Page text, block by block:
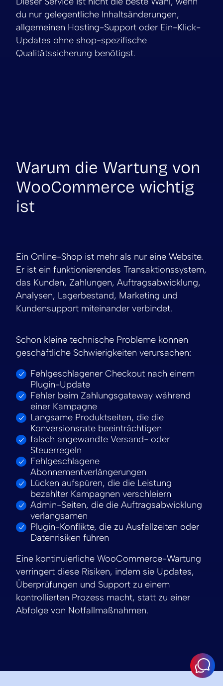
du nur gelegentliche Inhaltsänderungen,
allgemeinen Hosting-Support oder Ein-Klick-
Updates ohne shop-spezifische
Qualitätssicherung benötigst.
Warum die Wartung von
WooCommerce wichtig
ist
Ein Online-Shop ist mehr als nur eine Website.
Er ist ein funktionierendes Transaktionssystem,
das Kunden, Zahlungen, Auftragsabwicklung,
Analysen, Lagerbestand, Marketing und
Kundensupport miteinander verbindet.
Schon kleine technische Probleme können
geschäftliche Schwierigkeiten verursachen:
Fehlgeschlagener Checkout nach einem
Plugin-Update
Fehler beim Zahlungsgateway während
einer Kampagne
Langsame Produktseiten, die die
Konversionsrate beeinträchtigen
falsch angewandte Versand- oder
Steuerregeln
Fehlgeschlagene
Abonnementverlängerungen
Lücken aufspüren, die die Leistung
bezahlter Kampagnen verschleiern
Admin-Seiten, die die Auftragsabwicklung
verlangsamen
Plugin-Konflikte, die zu Ausfallzeiten oder
Datenrisiken führen
Eine kontinuierliche WooCommerce-Wartung
verringert diese Risiken, indem sie Updates,
Überprüfungen und Support zu einem
kontrollierten Prozess macht, statt zu einer
Abfolge von Notfallmaßnahmen.